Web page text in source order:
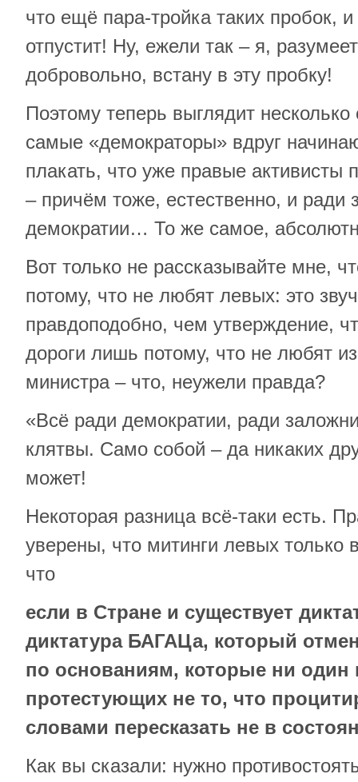
что ещё пара-тройка таких пробок,
отпустит! Ну, ежели так – я,
добровольно, встану в эту пробку!
Поэтому теперь выглядит
самые «демократоры» вдруг
плакать, что уже правые активисты
– причём тоже, естественно, и ради
демократии… То же самое,
Вот только не рассказывайте мне,
потому, что не любят левых: это
правдоподобно, чем утверждение,
дороги лишь потому, что не любят
министра – что, неужели правда?
«Всё ради демократии, ради
клятвы. Само собой – да никаких
может!
Некоторая разница всё-таки есть.
уверены, что митинги левых только
что
если в Стране и существует
диктатура БАГАЦа, который
по основаниям, которые ни один
протестующих не то, что
словами пересказать не в
Как вы сказали: нужно